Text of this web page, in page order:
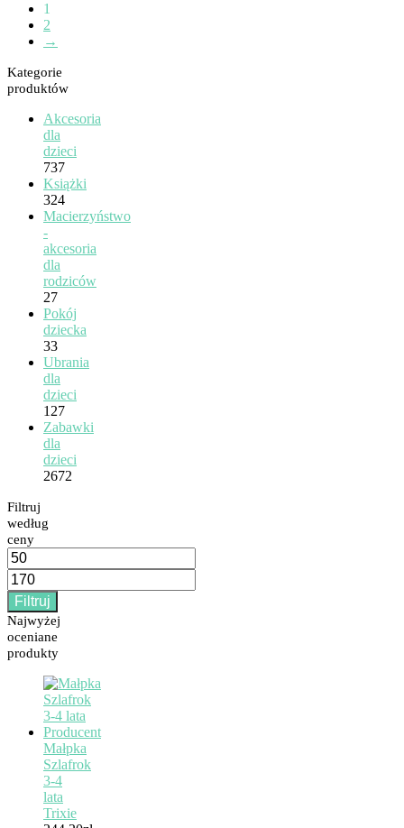
1
2
→
Kategorie
produktów
Akcesoria
dla
dzieci
737
Książki
324
Macierzyństwo
-
akcesoria
dla
rodziców
27
Pokój
dziecka
33
Ubrania
dla
dzieci
127
Zabawki
dla
dzieci
2672
Filtruj
według
ceny
Cena
min
Cena
max
Filtruj
Najwyżej
oceniane
produkty
Małpka
Szlafrok
3-4
lata
Trixie